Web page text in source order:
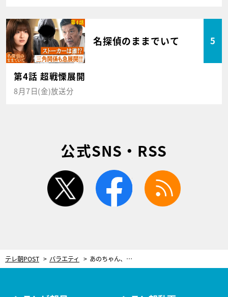
名探偵のままでいて 5
第4話 超戦慄展開
8月7日(金)放送分
公式SNS・RSS
twitter facebook
テレ朝POST バラエティ あのちゃん、霜降り・粗品の“好きなタイプ”にドン引き「怖い！逃げたい！」